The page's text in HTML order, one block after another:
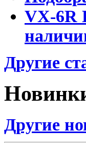
VX-
Другие
Другие